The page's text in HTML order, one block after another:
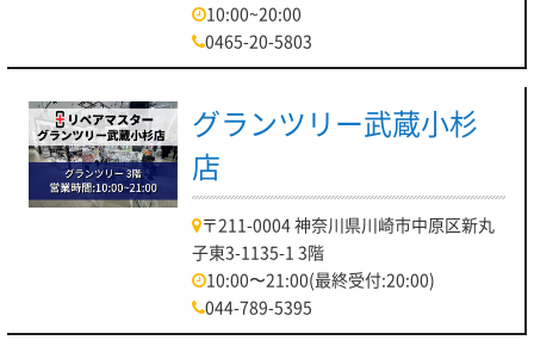
10:00~20:00
0465-20-5803
グランツリー武蔵小杉
店
〒211-0004 神奈川県川崎市中原区新丸
子東3-1135-1 3階
10:00〜21:00(最終受付:20:00)
044-789-5395